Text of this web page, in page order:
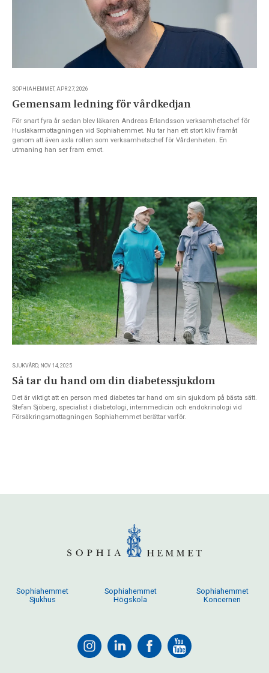
SOPHIAHEMMET, APR 27, 2026
Gemensam ledning för vårdkedjan
För snart fyra år sedan blev läkaren Andreas Erlandsson verksamhetschef för
Husläkarmottagningen vid Sophiahemmet. Nu tar han ett stort kliv framåt
genom att även axla rollen som verksamhetschef för Vårdenheten. En
utmaning han ser fram emot.
SJUKVÅRD, NOV 14, 2025
Så tar du hand om din diabetessjukdom
Det är viktigt att en person med diabetes tar hand om sin sjukdom på bästa sätt.
Stefan Sjöberg, specialist i diabetologi, internmedicin och endokrinologi vid
Försäkringsmottagningen Sophiahemmet berättar varför.
Sophiahemmet
Sjukhus
Sophiahemmet
Högskola
Sophiahemmet
Koncernen